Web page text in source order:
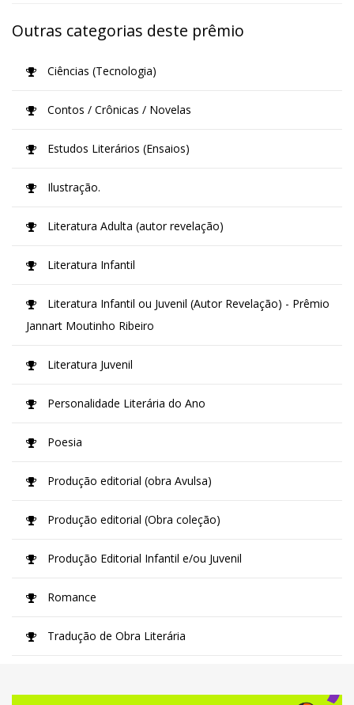
Outras categorias deste prêmio
Ciências (Tecnologia)
Contos / Crônicas / Novelas
Estudos Literários (Ensaios)
Ilustração.
Literatura Adulta (autor revelação)
Literatura Infantil
Literatura Infantil ou Juvenil (Autor Revelação) - Prêmio
Jannart Moutinho Ribeiro
Literatura Juvenil
Personalidade Literária do Ano
Poesia
Produção editorial (obra Avulsa)
Produção editorial (Obra coleção)
Produção Editorial Infantil e/ou Juvenil
Romance
Tradução de Obra Literária